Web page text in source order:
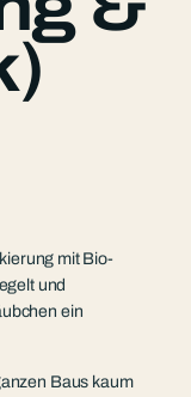
mit Bio-
und
ein
Baus kaum